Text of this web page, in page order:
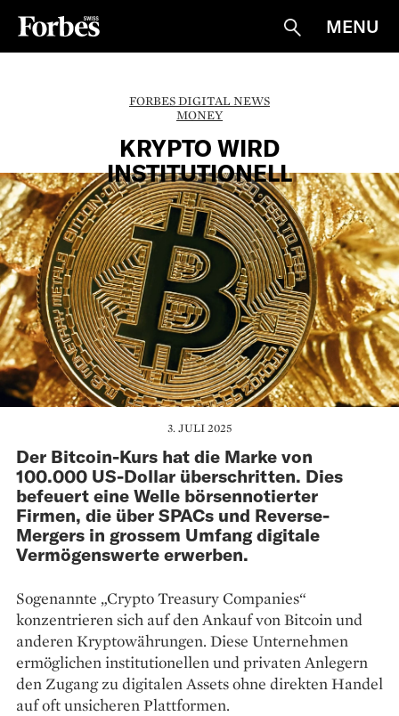
Suche
MENU
FORBES DIGITAL NEWS
MONEY
KRYPTO WIRD
INSTITUTIONELL
3. JULI 2025
Der Bitcoin-Kurs hat die Marke von
100.000 US-Dollar überschritten. Dies
befeuert eine Welle börsennotierter
Firmen, die über SPACs und Reverse-
Mergers in grossem Umfang digitale
Vermögenswerte erwerben.
Sogenannte „Crypto Treasury Companies“
konzentrieren sich auf den Ankauf von Bitcoin und
anderen Kryptowährungen. Diese Unternehmen
ermöglichen institutionellen und privaten Anlegern
den Zugang zu digitalen Assets ohne direkten Handel
auf oft unsicheren Plattformen.